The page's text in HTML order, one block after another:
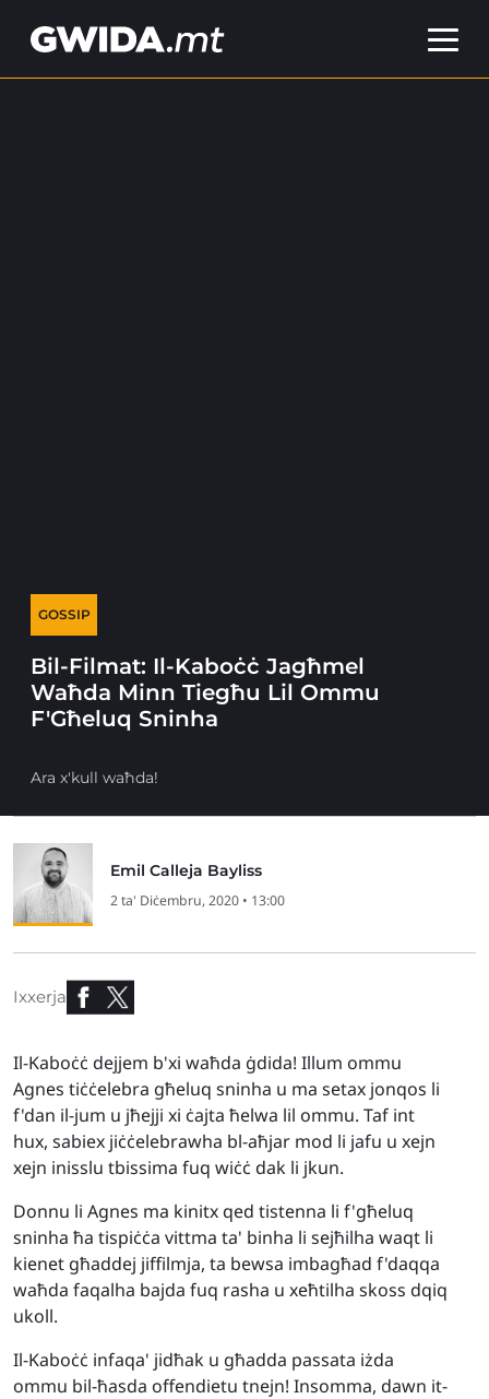
GOSSIP
Bil-Filmat: Il-Kaboċċ Jagħmel
Waħda Minn Tiegħu Lil Ommu
F'Għeluq Sninha
Ara x'kull waħda!
Emil Calleja Bayliss
2 ta' Diċembru, 2020 • 13:00
Ixxerja
Il-Kaboċċ dejjem b'xi waħda ġdida! Illum ommu
Agnes tiċċelebra għeluq sninha u ma setax jonqos li
f'dan il-jum u jħejji xi ċajta ħelwa lil ommu. Taf int
hux, sabiex jiċċelebrawha bl-aħjar mod li jafu u xejn
xejn inisslu tbissima fuq wiċċ dak li jkun.
Donnu li Agnes ma kinitx qed tistenna li f'għeluq
sninha ħa tispiċċa vittma ta' binha li sejħilha waqt li
kienet għaddej jiffilmja, ta bewsa imbagħad f'daqqa
waħda faqalha bajda fuq rasha u xeħtilha skoss dqiq
ukoll.
Il-Kaboċċ infaqa' jidħak u għadda passata iżda
ommu bil-ħasda offendietu tnejn! Insomma, dawn it-